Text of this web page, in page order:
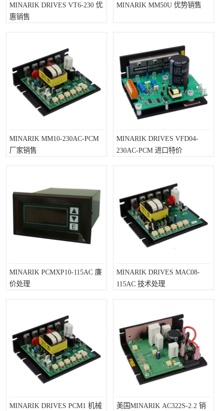
MINARIK DRIVES VT6-230 优
惠销售
MINARIK MM50U 优势销售
MINARIK MM10-230AC-PCM
厂家销售
MINARIK DRIVES VFD04-
230AC-PCM 进口特价
MINARIK PCMXP10-115AC 廉
价处理
MINARIK DRIVES MAC08-
115AC 技术处理
MINARIK DRIVES PCM1 机械
美国MINARIK AC322S-2.2 销
Warner Linear DART计数器